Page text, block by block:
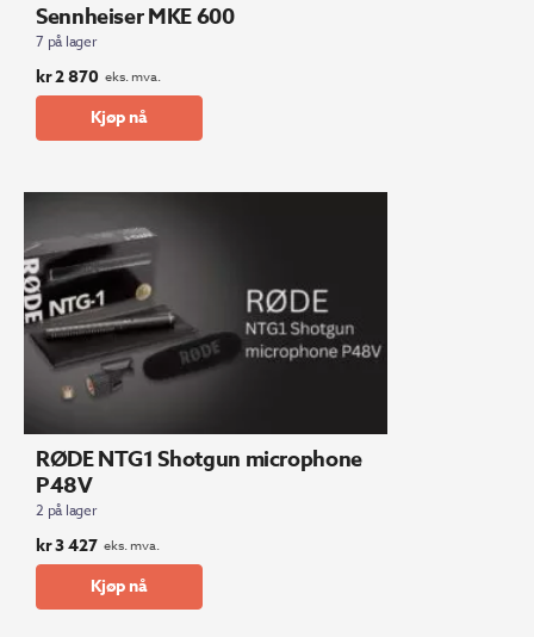
Sennheiser MKE 600
7 på lager
kr2 870 eks. mva.
Kjøp nå
RØDE NTG1 Shotgun microphone
P48V
2 på lager
kr3 427 eks. mva.
Kjøp nå